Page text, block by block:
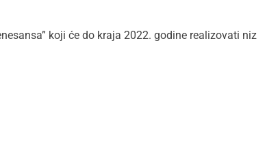
koji će do kraja 2022. godine realizovati niz